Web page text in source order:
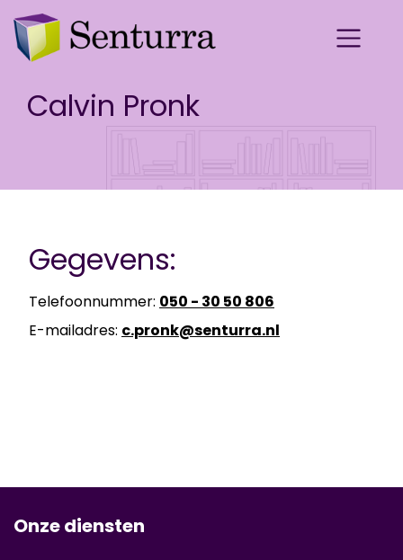
Calvin Pronk
Gegevens:
Telefoonnummer: 050 - 30 50 806
E-mailadres: c.pronk@senturra.nl
Onze diensten